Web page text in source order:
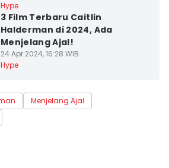
Hype
3 Film Terbaru Caitlin
Halderman di 2024, Ada
Menjelang Ajal!
24 Apr 2024, 16:28 WIB
Hype
Menjelang Ajal